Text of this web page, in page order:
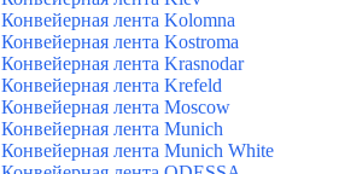
Конвейерная лента Kolomna
Конвейерная лента Kostroma
Конвейерная лента Krasnodar
Конвейерная лента Krefeld
Конвейерная лента Moscow
Конвейерная лента Munich
Конвейерная лента Munich White